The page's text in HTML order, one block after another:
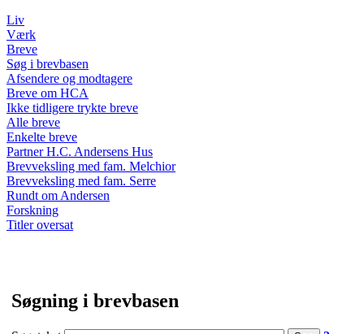
Liv
Værk
Breve
Søg i brevbasen
Afsendere og modtagere
Breve om HCA
Ikke tidligere trykte breve
Alle breve
Enkelte breve
Partner H.C. Andersens Hus
Brevveksling med fam. Melchior
Brevveksling med fam. Serre
Rundt om Andersen
Forskning
Titler oversat
Søgning i brevbasen